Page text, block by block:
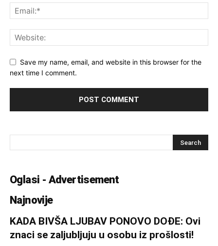
Save my name, email, and website in this browser for the
next time I comment.
Oglasi - Advertisement
Najnovije
KADA BIVŠA LJUBAV PONOVO DOĐE: Ovi
znaci se zaljubljuju u osobu iz prošlosti!